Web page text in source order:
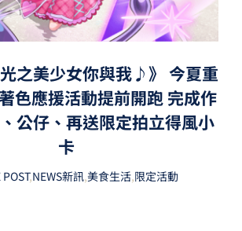
之美少女你與我♪》 今夏重
色應援活動提前開跑 完成作
公仔、再送限定拍立得風小
卡
,NEWS新訊,美食生活,限定活動